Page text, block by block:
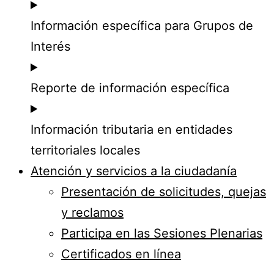
Información específica para Grupos de
Interés
Reporte de información específica
Información tributaria en entidades
territoriales locales
Atención y servicios a la ciudadanía
Presentación de solicitudes, quejas
y reclamos
Participa en las Sesiones Plenarias
Certificados en línea